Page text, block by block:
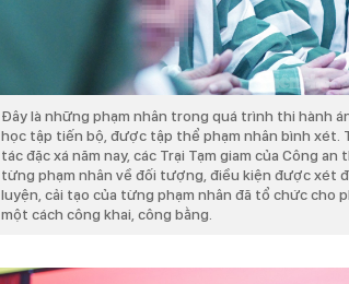
Đây là những phạm nhân trong quá trình thi hành
học tập tiến bộ, được tập thể phạm nhân bình xét.
tác đặc xá năm nay, các Trại Tạm giam của Công
từng phạm nhân về đối tượng, điều kiện được xét
luyện, cải tạo của từng phạm nhân đã tổ chức cho
một cách công khai, công bằng.